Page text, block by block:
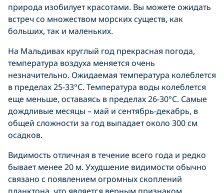
природа изобилует красотами. Вы можете ожидать
встреч со множеством морских существ, как
больших, так и маленьких.
На Мальдивах круглый год прекрасная погода,
температура воздуха меняется очень
незначительно. Ожидаемая температура колеблется
в пределах 25-33°C. Температура воды колеблется
еще меньше, оставаясь в пределах 26-30°C. Самые
дождливые месяцы – май и сентябрь-декабрь, в
общей сложности за год выпадает около 300 см
осадков.
Видимость отличная в течение всего года и редко
бывает менее 20 м. Ухудшение видимости обычно
связано с появлением огромных скоплений
планктона, что является верным признаком